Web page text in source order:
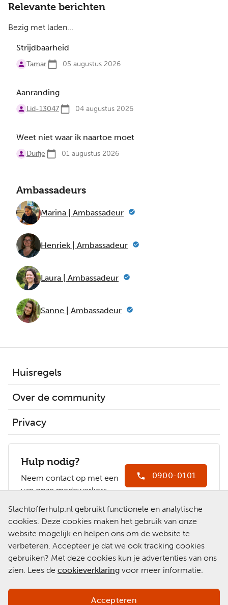
Slachtofferhulp.nl gebruikt functionele en analytische
cookies. Deze cookies maken het gebruik van onze
website mogelijk en helpen ons om de website te
verbeteren. Accepteer je dat we ook tracking cookies
gebruiken? Met deze cookies kun je advertenties van ons
zien. Lees de cookieverklaring voor meer informatie.
Accepteren
Relevante berichten
Bezig met laden...
Strijdbaarheid
Tamar 05 augustus 2026
Aanranding
Lid-13047 04 augustus 2026
Weet niet waar ik naartoe moet
Duifje 01 augustus 2026
Ambassadeurs
Marina | Ambassadeur
Henriek | Ambassadeur
Laura | Ambassadeur
Sanne | Ambassadeur
Huisregels
Over de community
Privacy
Hulp nodig?
Neem contact op met een
van onze medewerkers.
0900-0101
Slachtofferhulp.nl
Chat met een
medewerker